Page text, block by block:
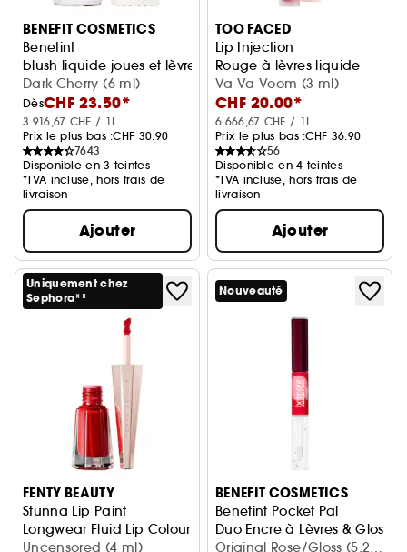
BENEFIT COSMETICS
Benetint
blush liquide joues et lèvre
Dark Cherry (6 ml)
DèsCHF 23.50*
3.916,67 CHF / 1L
Prix le plus bas :CHF 30.90
7643
Disponible en 3 teintes
*TVA incluse, hors frais de
livraison
Ajouter
TOO FACED
Lip Injection
Rouge à lèvres liquide
Va Va Voom (3 ml)
CHF 20.00*
6.666,67 CHF / 1L
Prix le plus bas :CHF 36.90
56
Disponible en 4 teintes
*TVA incluse, hors frais de
livraison
Ajouter
Uniquement chez
Sephora**
FENTY BEAUTY
Stunna Lip Paint
Longwear Fluid Lip Colour
Uncensored (4 ml)
Nouveauté
BENEFIT COSMETICS
Benetint Pocket Pal
Duo Encre à Lèvres & Gloss
Original Rose/Gloss (5.2